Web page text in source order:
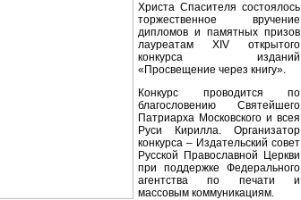
Христа Спасителя состоялось
торжественное вручение
дипломов и памятных призов
лауреатам XIV открытого
конкурса изданий
«Просвещение через книгу».
Конкурс проводится по
благословению Святейшего
Патриарха Московского и всея
Руси Кирилла. Организатор
конкурса – Издательский совет
Русской Православной Церкви
при поддержке Федерального
агентства по печати и
массовым коммуникациям.